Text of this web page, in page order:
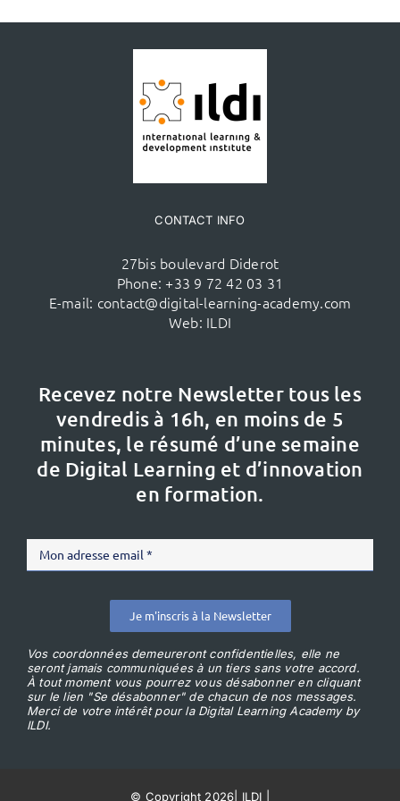
CONTACT INFO
27bis boulevard Diderot
Phone: +33 9 72 42 03 31
E-mail: contact@digital-learning-academy.com
Web: ILDI
Recevez notre Newsletter tous les
vendredis à 16h, en moins de 5
minutes, le résumé d’une semaine
de Digital Learning et d’innovation
en formation.
Je m'inscris à la Newsletter
Vos coordonnées demeureront confidentielles, elle ne
seront jamais communiquées à un tiers sans votre accord.
À tout moment vous pourrez vous désabonner en cliquant
sur le lien "Se désabonner" de chacun de nos messages.
Merci de votre intérêt pour la Digital Learning Academy by
ILDI.
© Copyright 2026 ILDI